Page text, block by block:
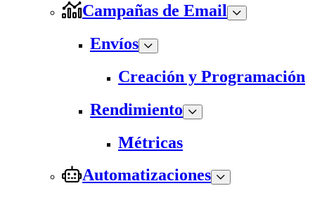
Campañas de Email
Envíos
Creación y Programación
Rendimiento
Métricas
Automatizaciones